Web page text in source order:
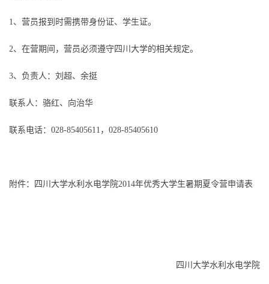
1、营员报到时需携带身份证、学生证。
2、在营期间，营员必须遵守四川大学的相关规定。
3、负责人：刘超、余挺
联系人：骆红、向治华
联系电话：028-85405611，028-85405610
附件： 四川大学水利水电学院2014年优秀大学生暑期夏令营申请表
四川大学水利水电学院